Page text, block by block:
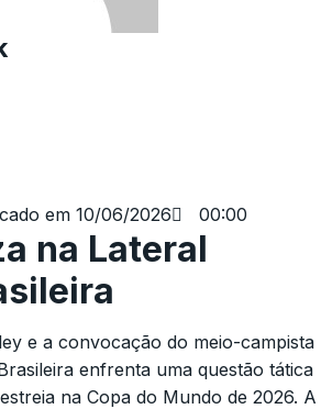
em 10/06/2026 00:00
na Lateral
e a convocação do meio-campista
enfrenta uma questão tática
na Copa do Mundo de 2026. A